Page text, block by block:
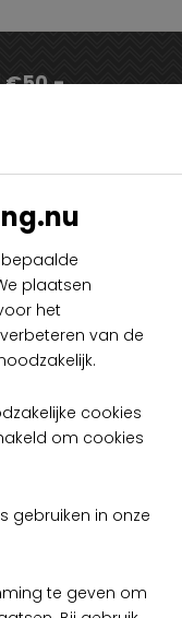
plaatsen
het
van de
cookies
om cookies
gebruiken in onze
te geven om
€50,-